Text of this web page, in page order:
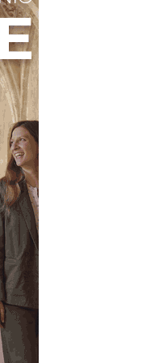
también un
de distintos
contará con un
deportivos,
juegos y
como a visitantes. La
Vecinal
Andrés del
San Andrés,
colectivo y la
adelante un
a participar en
el fin de semana.